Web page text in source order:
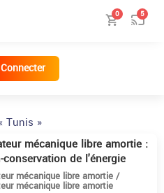
0 5
Tunis »
mécanique libre amortie :
conservation de l'énergie
mécanique libre amortie /
mécanique libre amortie